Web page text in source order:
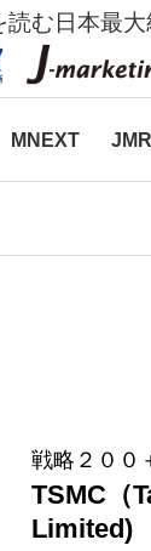
読む日本最
MNEXT
戦略２００
TSMC（
Limited)